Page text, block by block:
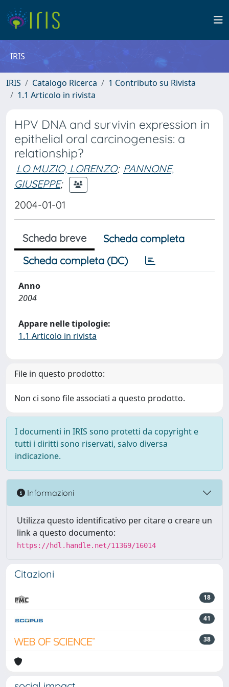
IRIS
IRIS Catalogo Ricerca
1 Contributo su Rivista
1.1 Articolo in rivista
HPV DNA and survivin expression in
epithelial oral carcinogenesis: a
relationship?
LO MUZIO, LORENZO; PANNONE,
GIUSEPPE;
2004-01-01
Scheda breve
Scheda completa
Scheda completa (DC)
Anno
2004
Appare nelle tipologie:
1.1 Articolo in rivista
File in questo prodotto:
Non ci sono file associati a questo prodotto.
I documenti in IRIS sono protetti da copyright e
tutti i diritti sono riservati, salvo diversa
indicazione.
Informazioni
Utilizza questo identificativo per citare o creare un
link a questo documento:
https://hdl.handle.net/11369/16014
Citazioni
18
41
38